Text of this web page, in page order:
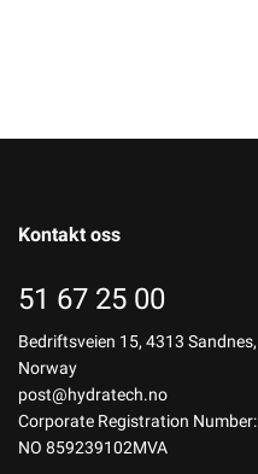
Kontakt oss
51 67 25 00
Bedriftsveien 15, 4313 Sandnes,
Norway
post@hydratech.no
Corporate Registration Number:
NO 859239102MVA